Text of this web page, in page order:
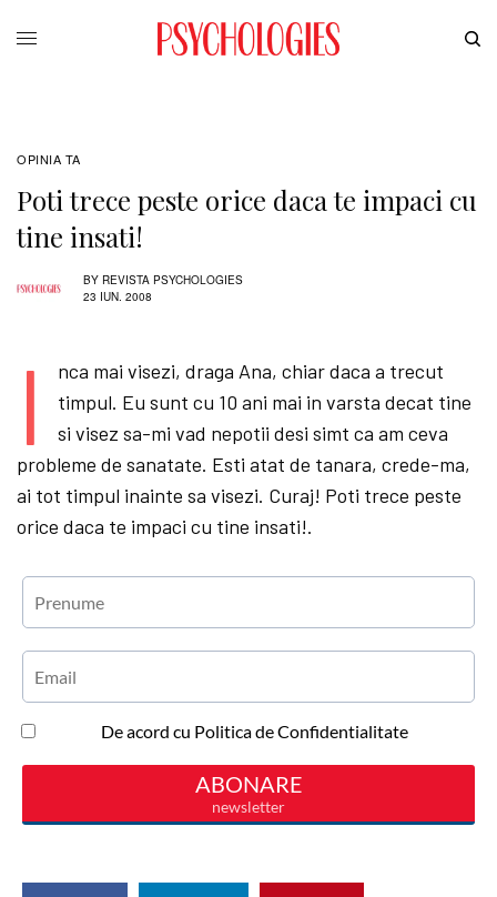
OPINIA TA
Poti trece peste orice daca te impaci cu
tine insati!
BY REVISTA PSYCHOLOGIES
23 IUN. 2008
I
nca mai visezi, draga Ana, chiar daca a trecut
timpul. Eu sunt cu 10 ani mai in varsta decat tine
si visez sa-mi vad nepotii desi simt ca am ceva
probleme de sanatate. Esti atat de tanara, crede-ma,
ai tot timpul inainte sa visezi. Curaj! Poti trece peste
orice daca te impaci cu tine insati!.